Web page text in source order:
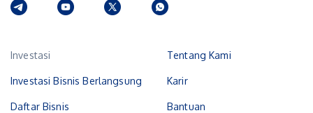
Investasi
Investasi Bisnis Berlangsung
Daftar Bisnis
Tentang Kami
Karir
Bantuan